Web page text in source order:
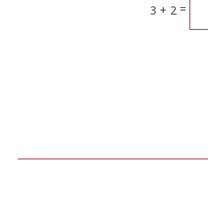
3 + 2 =